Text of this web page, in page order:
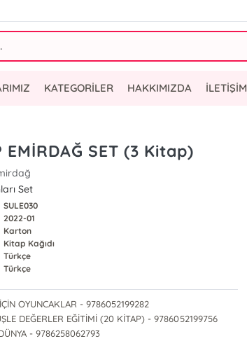
KATEGORİLER HAKKIMIZDA İLETİŞİM
EMİRDAĞ SET (3 Kitap)
Set
SULE030
2022-01
Karton
Kitap Kağıdı
Türkçe
Türkçe
OYUNCAKLAR - 9786052199282
DEĞERLER EĞİTİMİ (20 KİTAP) - 9786052199756
- 9786258062793